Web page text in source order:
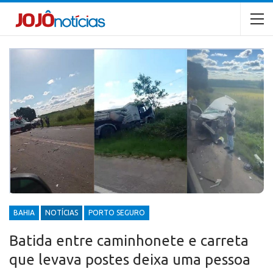
BAHIA NOTÍCIAS PORTO SEGURO
Batida entre caminhonete e carreta
que levava postes deixa uma pessoa